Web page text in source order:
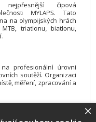
čipová
MYLAPS. Tato
na olympijských hrách
triatlonu, biatlonu,
profesionální úrovni
soutěží. Organizaci
měření, zpracování a
×